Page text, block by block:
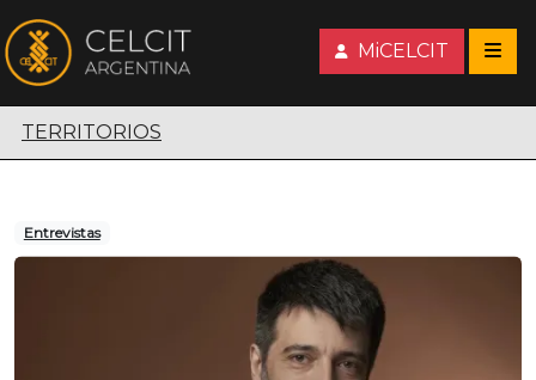
MiCELCIT
Territorios escénicos
TERRITORIOS
Entrevistas